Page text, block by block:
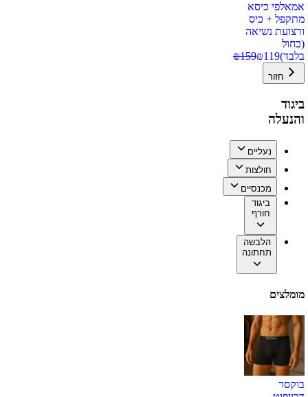
אמאלפי כיסא
מתקפל + כיס
ורצועת נשיאה
(כחול
בלבד)
₪119
₪159
חזור
ביגוד
והנעלה
נעליים
חולצות
מכנסיים
ביגוד
חורף
הלבשה
תחתונה
מומלצים
בוקסר